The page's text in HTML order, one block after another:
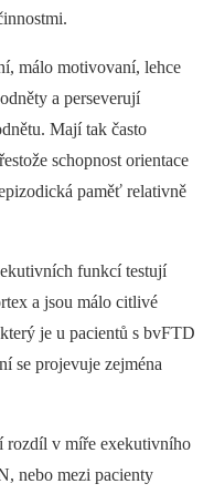
málo motivovaní, lehce
a perseverují
Mají tak často
schopnost orientace
paměť relativně
funkcí testují
a jsou málo citlivé
je u pacientů s bvFTD
se projevuje zejména
rozdíl v míře exekutivního
nebo mezi pacienty